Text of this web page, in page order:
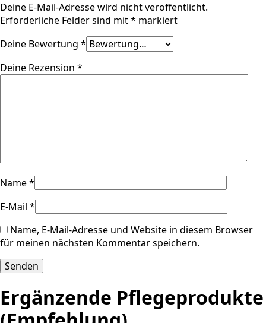
Deine E-Mail-Adresse wird nicht veröffentlicht.
Erforderliche Felder sind mit* markiert
Deine Bewertung *
Deine Rezension *
Name*
E-Mail *
Name, E-Mail-Adresse und Website in diesem Browser
für meinen nächsten Kommentar speichern.
Ergänzende Pflegeprodukte